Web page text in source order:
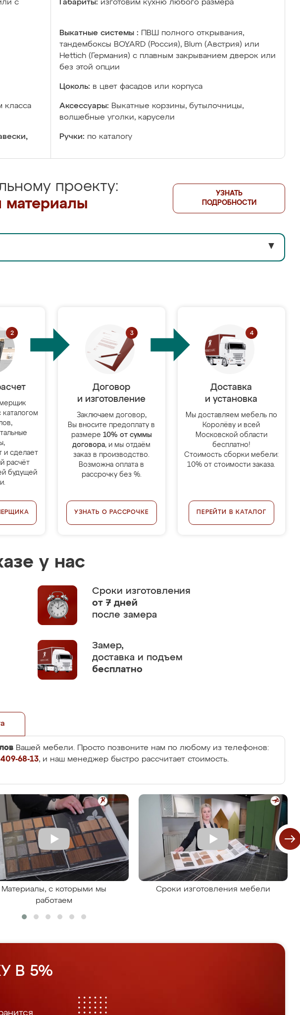
с
Габариты: изготовим кухню любого размера
Выкатные системы :
ПВШ полного открывания,
тандембоксы BOYARD (Россия), Blum (Австрия) или
Hettich (Германия) с плавным закрыванием дверок или
без этой опции
Цоколь: в цвет фасадов или корпуса
класса
Аксессуары: Выкатные корзины, бутылочницы,
волшебные уголки, карусели
Ручки: по каталогу
проекту:
материалы
УЗНАТЬ
ПОДРОБНОСТИ
▼
и сделает
расчёт
будущей
Договор
и изготовление
Заключаем договор,
Вы вносите предоплату в
размере 10% от суммы
договора, и мы отдаём
заказ в производство.
Возможна оплата в
рассрочку без %.
УЗНАТЬ О РАССРОЧКЕ
Доставка
и установка
Мы доставляем мебель по
Королёву и всей
Московской области
бесплатно!
Стоимость сборки мебели:
10% от стоимости заказа.
ПЕРЕЙТИ В КАТАЛОГ
у нас
Сроки изготовления
от 7 дней
после замера
Замер,
доставка и подъем
бесплатно
Вашей мебели. Просто позвоните нам по любому из телефонов:
68-13, и наш менеджер быстро рассчитает стоимость.
Материалы, с которыми мы
работаем
Сроки изготовления мебели
В 5%